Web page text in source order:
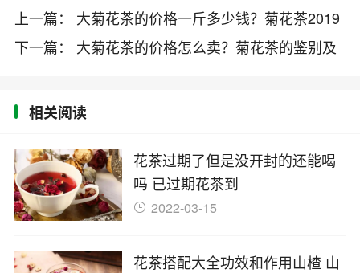
上一篇： 大菊花茶的价格一斤多少钱？菊花茶2019
最新价格及制作方法
下一篇： 大菊花茶的价格怎么卖？菊花茶的鉴别及
相关阅读
花茶过期了但是没开封的还能喝
吗 已过期花茶到
2022-03-15
花茶搭配大全功效和作用山楂 山